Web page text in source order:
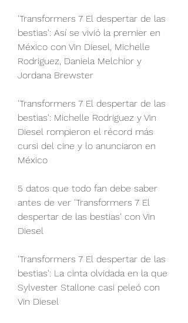
'Transformers 7 El despertar de las
bestias': Así se vivió la premier en
México con Vin Diesel, Michelle
Rodriguez, Daniela Melchior y
Jordana Brewster
'Transformers 7 El despertar de las
bestias': Michelle Rodriguez y Vin
Diesel rompieron el récord más
cursi del cine y lo anunciaron en
México
5 datos que todo fan debe saber
antes de ver 'Transformers 7 El
despertar de las bestias' con Vin
Diesel
'Transformers 7 El despertar de las
bestias': La cinta olvidada en la que
Sylvester Stallone casi peleó con
Vin Diesel